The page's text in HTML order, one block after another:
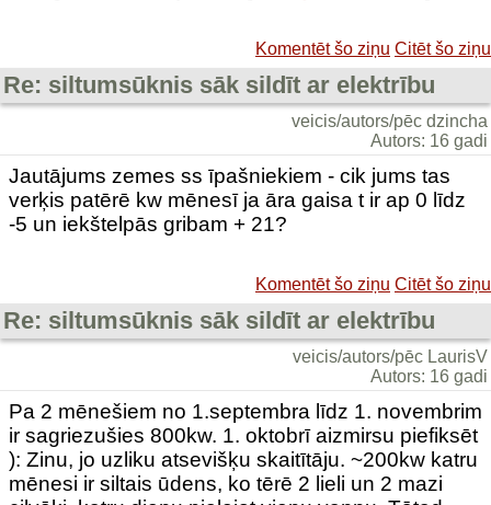
Komentēt šo ziņu Citēt šo ziņu
Re: siltumsūknis sāk sildīt ar elektrību
veicis/autors/pēc dzincha
Autors: 16 gadi
Jautājums zemes ss īpašniekiem - cik jums tas
verķis patērē kw mēnesī ja āra gaisa t ir ap 0 līdz
-5 un iekštelpās gribam + 21?
Komentēt šo ziņu Citēt šo ziņu
Re: siltumsūknis sāk sildīt ar elektrību
veicis/autors/pēc LaurisV
Autors: 16 gadi
Pa 2 mēnešiem no 1.septembra līdz 1. novembrim
ir sagriezušies 800kw. 1. oktobrī aizmirsu piefiksēt
): Zinu, jo uzliku atsevišķu skaitītāju. ~200kw katru
mēnesi ir siltais ūdens, ko tērē 2 lieli un 2 mazi